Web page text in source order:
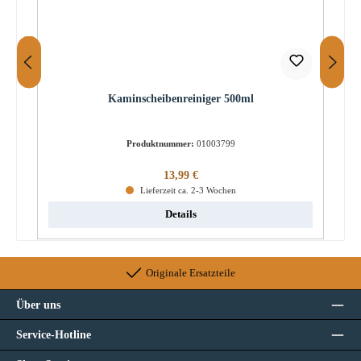
Kaminscheibenreiniger 500ml
Produktnummer: 01003799
Regulärer Preis:
13,99 €
Lieferzeit ca. 2-3 Wochen
Details
Originale Ersatzteile
Über uns
Service-Hotline